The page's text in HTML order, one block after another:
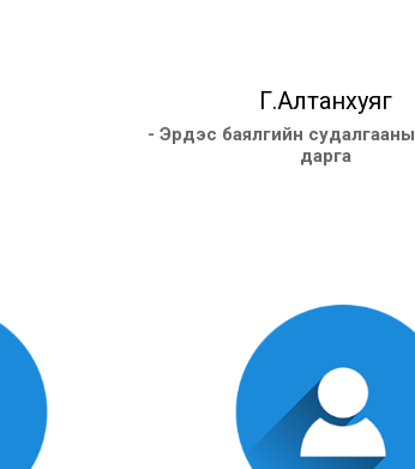
Г.Алтанхуяг
- Эрдэс баялгийн
дарга